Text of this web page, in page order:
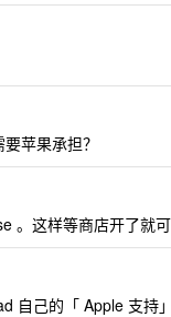
苹果承担？
。这样等商店开了就
自己的「 Apple 支持